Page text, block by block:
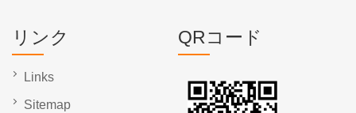
リンク
Links
Sitemap
QRコード